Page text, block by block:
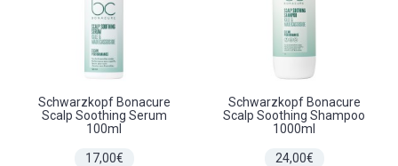
Schwarzkopf Bonacure
Scalp Soothing Serum
100ml
17,00€
Schwarzkopf Bonacure
Scalp Soothing Shampoo
1000ml
24,00€